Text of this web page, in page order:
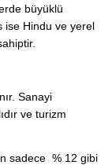
büyüklü
ise Hindu ve yerel
Sanayi
ve turizm
sadece % 12 gibi